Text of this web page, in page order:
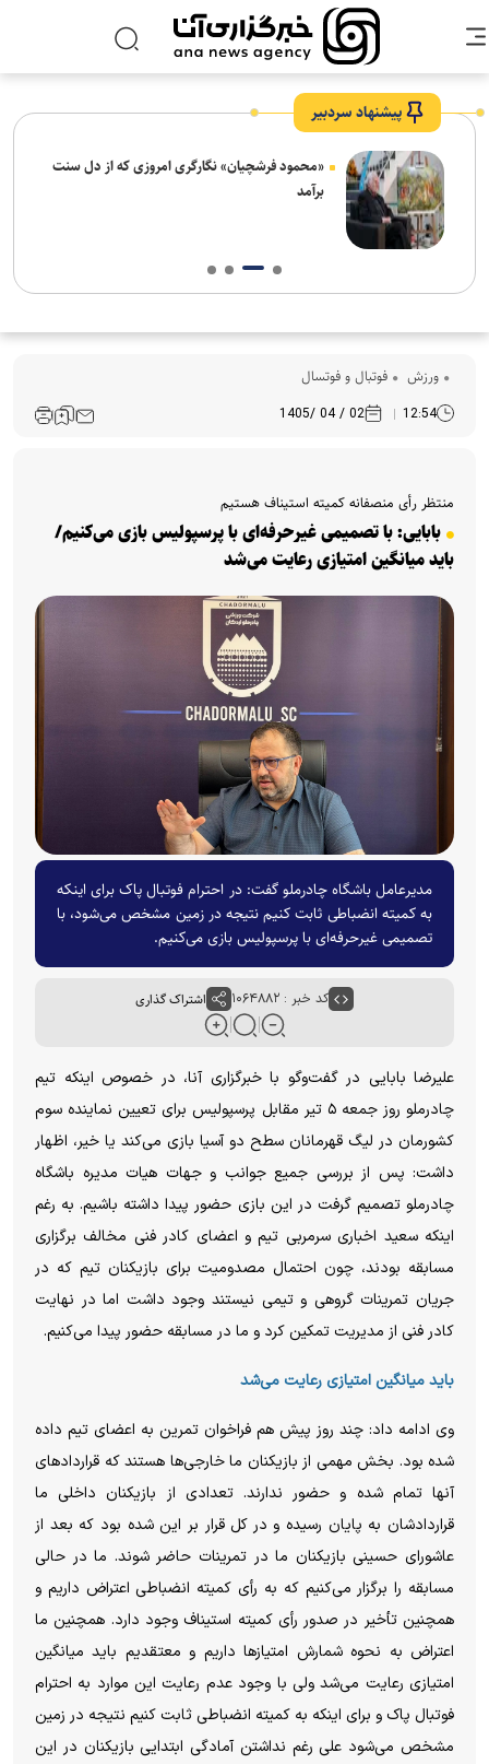
پیشنهاد سردبیر
«محمود فرشچیان» نگارگری امروزی که از دل سنت
برآمد
ورزش فوتبال و فوتسال
12:54
02 / 04 /1405
منتظر رأی منصفانه کمیته استیناف هستیم
بابایی: با تصمیمی غیرحرفه‌ای با پرسپولیس بازی می‌کنیم/
باید میانگین امتیازی رعایت می‌شد
مدیرعامل باشگاه چادرملو گفت: در احترام فوتبال پاک برای اینکه
به کمیته انضباطی ثابت کنیم نتیجه در زمین مشخص می‌شود، با
تصمیمی غیرحرفه‌ای با پرسپولیس بازی می‌کنیم.
کد خبر : ۱۰۶۴۸۸۲ اشتراک گذاری
علیرضا بابایی در گفت‌وگو با خبرگزاری آنا، در خصوص اینکه تیم
چادرملو روز جمعه ۵ تیر مقابل پرسپولیس برای تعیین نماینده سوم
کشورمان در لیگ قهرمانان سطح دو آسیا بازی می‌کند یا خیر، اظهار
داشت: پس از بررسی جمیع جوانب و جهات هیات مدیره باشگاه
چادرملو تصمیم گرفت در این بازی حضور پیدا داشته باشیم. به رغم
اینکه سعید اخباری سرمربی تیم و اعضای کادر فنی مخالف برگزاری
مسابقه بودند، چون احتمال مصدومیت برای بازیکنان تیم که در
جریان تمرینات گروهی و تیمی نیستند وجود داشت اما در نهایت
کادر فنی از مدیریت تمکین کرد و ما در مسابقه حضور پیدا می‌کنیم.
باید میانگین امتیازی رعایت می‌شد
وی ادامه داد: چند روز پیش هم فراخوان تمرین به اعضای تیم داده
شده بود. بخش مهمی از بازیکنان ما خارجی‌ها هستند که قراردادهای
آنها تمام شده و حضور ندارند. تعدادی از بازیکنان داخلی ما
قراردادشان به پایان رسیده و در کل قرار بر این شده بود که بعد از
عاشورای حسینی بازیکنان ما در تمرینات حاضر شوند. ما در حالی
مسابقه را برگزار می‌کنیم که به رأی کمیته انضباطی اعتراض داریم و
همچنین تأخیر در صدور رأی کمیته استیناف وجود دارد. همچنین ما
اعتراض به نحوه شمارش امتیازها داریم و معتقدیم باید میانگین
امتیازی رعایت می‌شد ولی با وجود عدم رعایت این موارد به احترام
فوتبال پاک و برای اینکه به کمیته انضباطی ثابت کنیم نتیجه در زمین
مشخص می‌شود علی رغم نداشتن آمادگی ابتدایی بازیکنان در این